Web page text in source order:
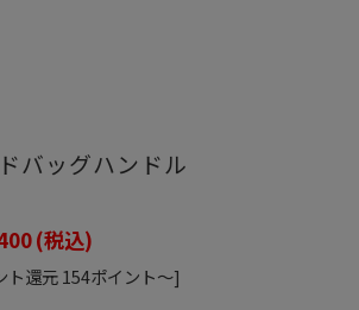
バッグハンドル
(税込)
ト還元 154ポイント～]